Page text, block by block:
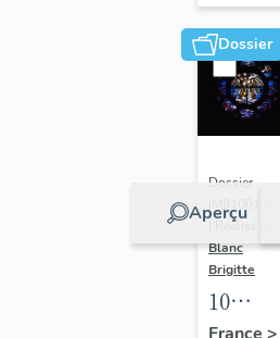
Dossier
Aperçu
Dossier
| Réalisé par
Blanc
Brigitte
10